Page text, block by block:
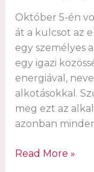
Október 5-én
át a kulcsot az
egy személyes
egy igazi
energiával,
alkotásokkal.
meg ezt az
azonban
Atelier
Read More »